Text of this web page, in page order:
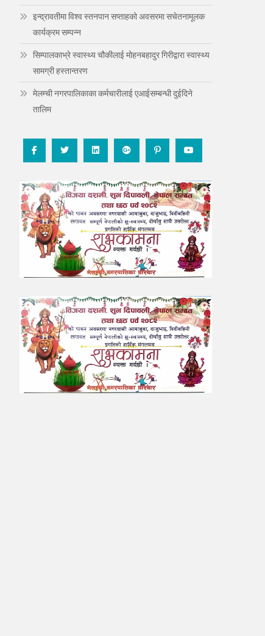
इन्द्रावतीमा विश्व स्तनपान सप्ताहको अवसरमा सचेतनामूलक
कार्यक्रम सम्पन्न
सिम्पालकाभ्रे स्वास्थ्य चौकीलाई मोहनबहादुर गिरीद्वारा स्वास्थ्य
सामग्री हस्तान्तरण
मेलम्ची नगरपालिकाका कर्मचारीलाई एआईसम्बन्धी दुईदिने
तालिम